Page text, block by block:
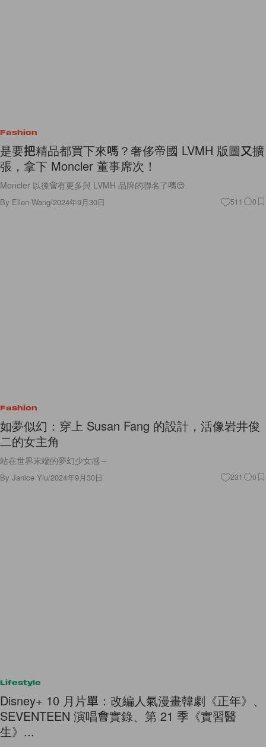
Fashion
是要把精品都買下來嗎？奢侈帝國 LVMH 版圖又擴
張，拿下 Moncler 董事席次！
Moncler 以後會有更多與 LVMH 品牌的聯名了嗎😍
By Ellen Wang/2024年9月30日 511 0
Fashion
如夢似幻：穿上 Susan Fang 的設計，活像岩井俊
二的女主角
站在世界末端的夢幻少女感～
By Janice Yiu/2024年9月30日 231 0
Lifestyle
Disney+ 10 月片單：改編人氣漫畫韓劇《正年》、
SEVENTEEN 演唱會實錄、第 21 季《實習醫
生》...